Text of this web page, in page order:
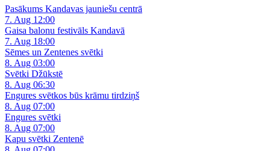
Pasākums Kandavas jauniešu centrā
7. Aug 12:00
Gaisa balonu festivāls Kandavā
7. Aug 18:00
Sēmes un Zentenes svētki
8. Aug 03:00
Svētki Džūkstē
8. Aug 06:30
Engures svētkos būs krāmu tirdziņš
8. Aug 07:00
Engures svētki
8. Aug 07:00
Kapu svētki Zentenē